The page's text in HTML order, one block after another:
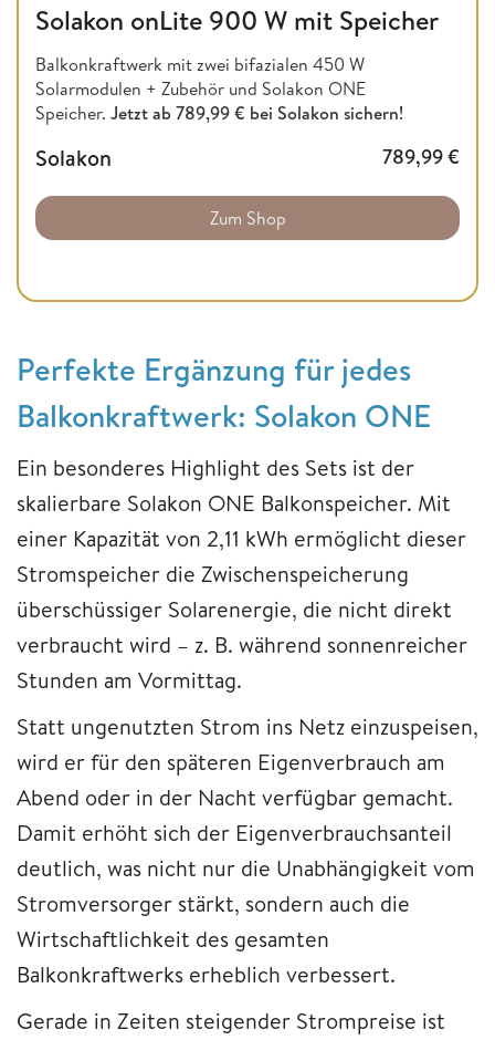
Solakon onLite 900 W mit Speicher
Balkonkraftwerk mit zwei bifazialen 450 W
Solarmodulen + Zubehör und Solakon ONE
Speicher. Jetzt ab 789,99 € bei Solakon sichern!
Solakon 789,99€
Zum Shop
Perfekte Ergänzung für jedes
Balkonkraftwerk: Solakon ONE
Ein besonderes Highlight des Sets ist der
skalierbare Solakon ONE Balkonspeicher. Mit
einer Kapazität von 2,11 kWh ermöglicht dieser
Stromspeicher die Zwischenspeicherung
überschüssiger Solarenergie, die nicht direkt
verbraucht wird – z. B. während sonnenreicher
Stunden am Vormittag.
Statt ungenutzten Strom ins Netz einzuspeisen,
wird er für den späteren Eigenverbrauch am
Abend oder in der Nacht verfügbar gemacht.
Damit erhöht sich der Eigenverbrauchsanteil
deutlich, was nicht nur die Unabhängigkeit vom
Stromversorger stärkt, sondern auch die
Wirtschaftlichkeit des gesamten
Balkonkraftwerks erheblich verbessert.
Gerade in Zeiten steigender Strompreise ist